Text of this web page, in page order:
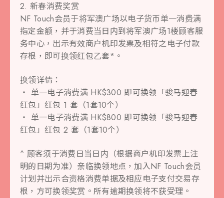
2. 新春消费奖赏
NF Touch会员于将军澳广场以电子货币单一消费满
指定金额，并于消费当日内到将军澳广场1楼顾客服
务中心，出示有效商户机印发票及相符之电子付款
存根，即可换领红包乙套*。
换领详情：
‧ 单一电子消费满 HK$300 即可换领「骏马迎春
红包」红包 1 套（1套10个）
‧ 单一电子消费满 HK$800 即可换领「骏马迎春
红包」红包 2 套（1套10个）
^ 顾客须于消费日当日内（根据商户机印发票上注
明的日期为准）亲临换领地点，加入NF Touch会员
计划并出示合资格消费单据及相应电子支付交易存
根，方可换领奖赏。所有逾期换领将不获受理。